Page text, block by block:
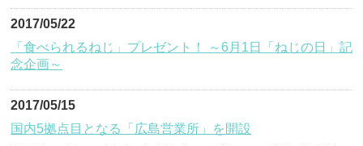
2017/05/22
「食べられるねじ」プレゼント！ ～6月1日「ねじの日」記
念企画～
2017/05/15
国内5拠点目となる「広島営業所」を開設